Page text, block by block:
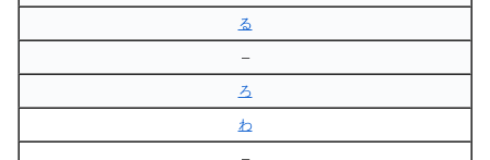
る
–
ろ
わ